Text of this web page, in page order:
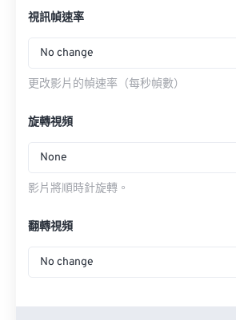
視訊幀速率
No change
更改影片的幀速率（每秒幀數）
旋轉視頻
None
影片將順時針旋轉。
翻轉視頻
No change